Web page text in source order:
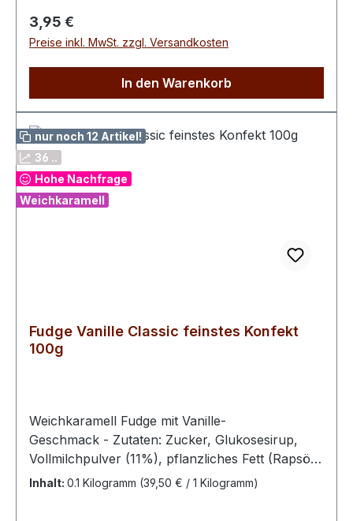
Eiweiß < 0,1 g Salz < 0,1 g
Regulärer Preis:
3,95 €
Preise inkl. MwSt. zzgl. Versandkosten
In den Warenkorb
nur noch 12 Artikel!
36 ..
Hohe Nachfrage
Weichkaramell
Fudge Vanille Classic feinstes Konfekt
100g
Weichkaramell Fudge mit Vanille-
Geschmack - Zutaten: Zucker, Glukosesirup,
Vollmilchpulver (11%), pflanzliches Fett (Rapsöl,
vollständig gehärtetes Rapsöl), AromaBitte kühl
Inhalt: 0.1 Kilogramm (39,50 € / 1 Kilogramm)